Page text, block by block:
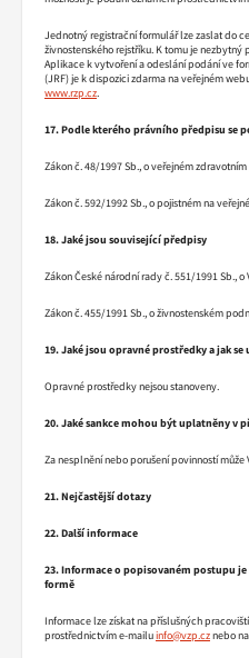
Jednotný registrační formulář lze zaslat do
živnostenského rejstříku. K tomu je
Aplikace k vytvoření a odeslání podání ve
(JRF) je k dispozici zdarma na veřejném
www.rzp.cz.
17. Podle kterého právního předpisu se
Zákon č. 48/1997 Sb., o veřejném
Zákon č. 592/1992 Sb., o pojistném na
18. Jaké jsou související předpisy
Zákon České národní rady č. 551/1991 Sb.,
Zákon č. 455/1991 Sb., o živnostenském
19. Jaké jsou opravné prostředky a jak
Opravné prostředky nejsou stanoveny.
20. Jaké sankce mohou být uplatněny v
Za nesplnění nebo porušení povinností může
21. Nejčastější dotazy
22. Další informace
23. Informace o popisovaném postupu
formě
Informace lze získat na příslušných
prostřednictvím e-mailuinfo@vzp.cznebo